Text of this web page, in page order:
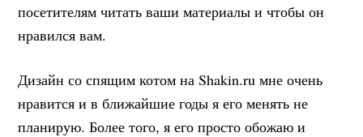
посетителям читать ваши материалы и чтобы он
нравился вам.
Дизайн со спящим котом на Shakin.ru мне очень
нравится и в ближайшие годы я его менять не
планирую. Более того, я его просто обожаю и